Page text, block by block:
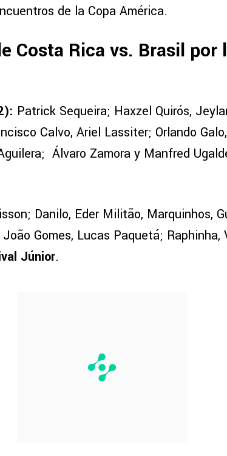
de la Copa América.
Costa Rica vs. Brasil por
Patrick Sequeira; Haxzel Quirós,
Calvo, Ariel Lassiter; Orlando
Álvaro Zamora y Manfred
Danilo, Eder Militão, Marquinhos,
João Gomes, Lucas Paquetá;
Júnior.